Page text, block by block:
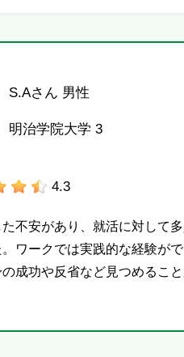
S.Aさん 男性
明治学院大学 3
4.3
不安があり、就活に対して
ワークでは実践的な経験が
の成功や反省など見つめるこ